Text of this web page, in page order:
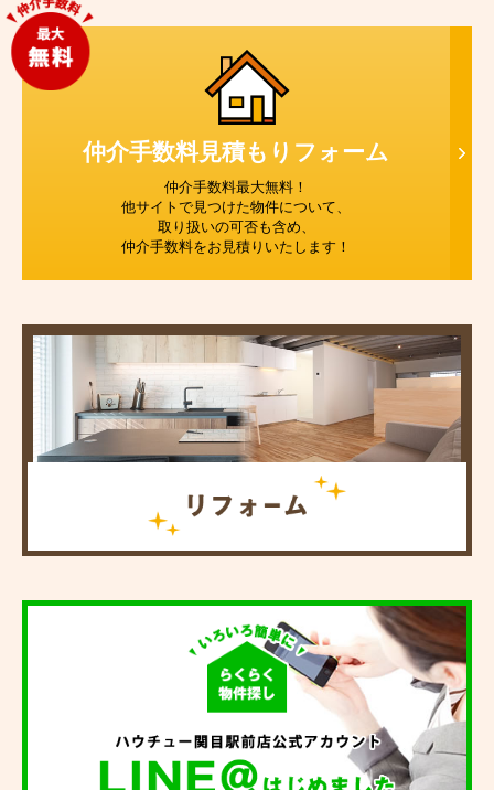
仲介手数料見積もり フォーム
仲介手数料最大無料！
他サイトで見つけた物件について、
取り扱いの可否も含め、
仲介手数料をお見積りいたします！